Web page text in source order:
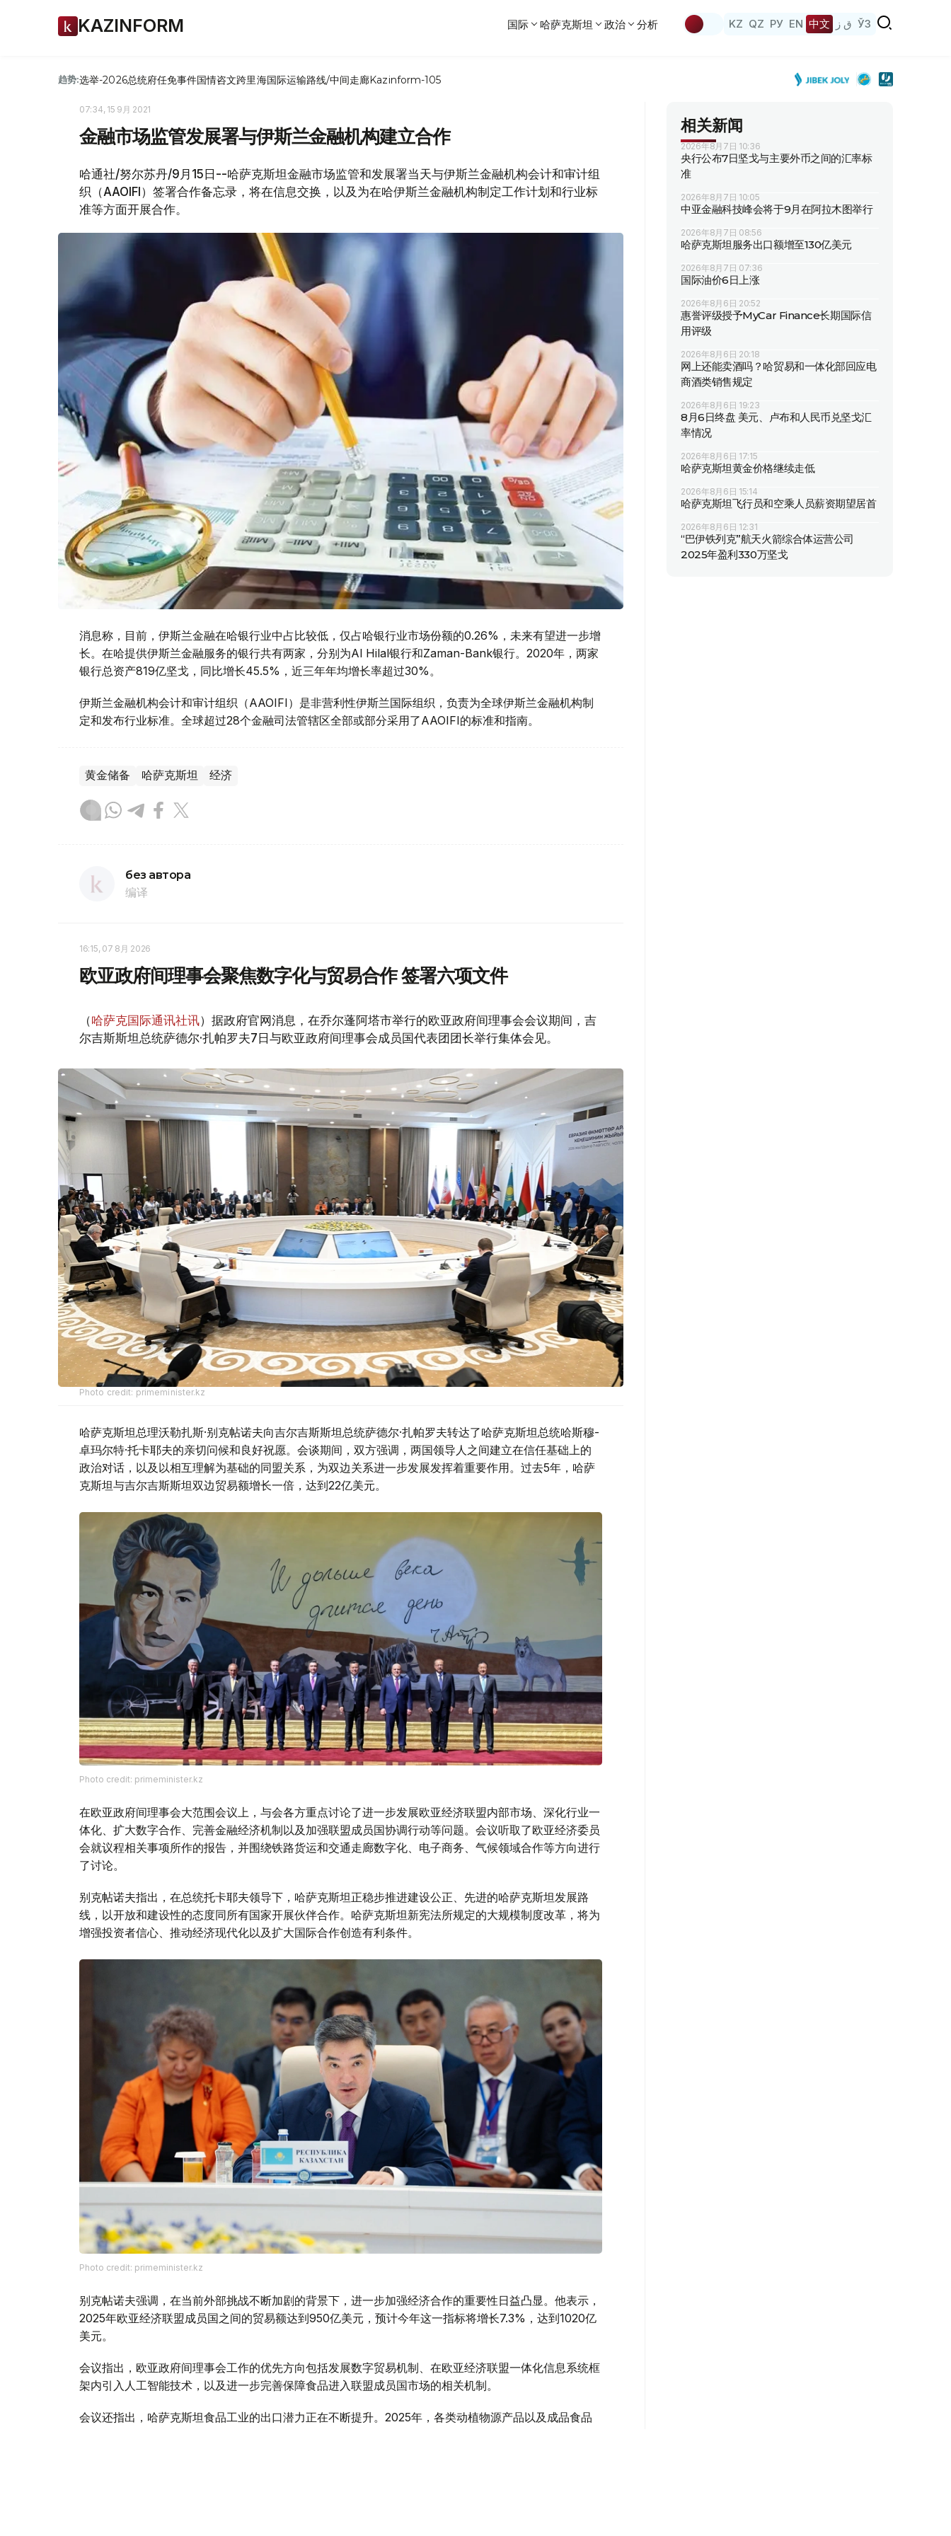
KAZINFORM 国际 哈萨克斯坦 政治 分析 KZ QZ РУ EN 中文 ق ز ЎЗ
趋势:选举-2026总统府任免事件国情咨文跨里海国际运输路线/中间走廊Kazinform-105
07:34, 15 9月 2021
金融市场监管发展署与伊斯兰金融机构建立合作
哈通社/努尔苏丹/9月15日--哈萨克斯坦金融市场监管和发展署当天与伊斯兰金融机构会计和审计组
织（AAOIFI）签署合作备忘录，将在信息交换，以及为在哈伊斯兰金融机构制定工作计划和行业标
准等方面开展合作。
消息称，目前，伊斯兰金融在哈银行业中占比较低，仅占哈银行业市场份额的0.26%，未来有望进一步增
长。在哈提供伊斯兰金融服务的银行共有两家，分别为Al Hilal银行和Zaman-Bank银行。2020年，两家
银行总资产819亿坚戈，同比增长45.5%，近三年年均增长率超过30%。
伊斯兰金融机构会计和审计组织（AAOIFI）是非营利性伊斯兰国际组织，负责为全球伊斯兰金融机构制
定和发布行业标准。全球超过28个金融司法管辖区全部或部分采用了AAOIFI的标准和指南。
黄金储备 哈萨克斯坦 经济
без автора
编译
16:15, 07 8月 2026
欧亚政府间理事会聚焦数字化与贸易合作 签署六项文件
（哈萨克国际通讯社讯）据政府官网消息，在乔尔蓬阿塔市举行的欧亚政府间理事会会议期间，吉
尔吉斯斯坦总统萨德尔·扎帕罗夫7日与欧亚政府间理事会成员国代表团团长举行集体会见。
Photo credit: primeminister.kz
哈萨克斯坦总理沃勒扎斯·别克帖诺夫向吉尔吉斯斯坦总统萨德尔·扎帕罗夫转达了哈萨克斯坦总统哈斯穆-
卓玛尔特·托卡耶夫的亲切问候和良好祝愿。会谈期间，双方强调，两国领导人之间建立在信任基础上的
政治对话，以及以相互理解为基础的同盟关系，为双边关系进一步发展发挥着重要作用。过去5年，哈萨
克斯坦与吉尔吉斯斯坦双边贸易额增长一倍，达到22亿美元。
Photo credit: primeminister.kz
在欧亚政府间理事会大范围会议上，与会各方重点讨论了进一步发展欧亚经济联盟内部市场、深化行业一
体化、扩大数字合作、完善金融经济机制以及加强联盟成员国协调行动等问题。会议听取了欧亚经济委员
会就议程相关事项所作的报告，并围绕铁路货运和交通走廊数字化、电子商务、气候领域合作等方向进行
了讨论。
别克帖诺夫指出，在总统托卡耶夫领导下，哈萨克斯坦正稳步推进建设公正、先进的哈萨克斯坦发展路
线，以开放和建设性的态度同所有国家开展伙伴合作。哈萨克斯坦新宪法所规定的大规模制度改革，将为
增强投资者信心、推动经济现代化以及扩大国际合作创造有利条件。
Photo credit: primeminister.kz
别克帖诺夫强调，在当前外部挑战不断加剧的背景下，进一步加强经济合作的重要性日益凸显。他表示，
2025年欧亚经济联盟成员国之间的贸易额达到950亿美元，预计今年这一指标将增长7.3%，达到1020亿
美元。
会议指出，欧亚政府间理事会工作的优先方向包括发展数字贸易机制、在欧亚经济联盟一体化信息系统框
架内引入人工智能技术，以及进一步完善保障食品进入联盟成员国市场的相关机制。
会议还指出，哈萨克斯坦食品工业的出口潜力正在不断提升。2025年，各类动植物源产品以及成品食品
相关新闻
2026年8月7日 10:36
央行公布7日坚戈与主要外币之间的汇率标
准
2026年8月7日 10:05
中亚金融科技峰会将于9月在阿拉木图举行
2026年8月7日 08:56
哈萨克斯坦服务出口额增至130亿美元
2026年8月7日 07:36
国际油价6日上涨
2026年8月6日 20:52
惠誉评级授予MyCar Finance长期国际信
用评级
2026年8月6日 20:18
网上还能卖酒吗？哈贸易和一体化部回应电
商酒类销售规定
2026年8月6日 19:23
8月6日终盘 美元、卢布和人民币兑坚戈汇
率情况
2026年8月6日 17:15
哈萨克斯坦黄金价格继续走低
2026年8月6日 15:14
哈萨克斯坦飞行员和空乘人员薪资期望居首
2026年8月6日 12:31
“巴伊铁列克”航天火箭综合体运营公司
2025年盈利330万坚戈